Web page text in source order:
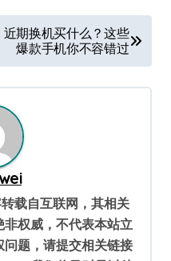
近期换机买什么？这些
爆款手机你不容错过
转载自互联网，其相关
权威，不代表本站立
题，请提交相关链接